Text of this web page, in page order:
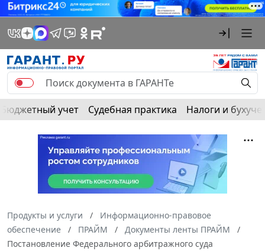
Бюджетный учет Судебная практика Налоги и
Продукты и услуги
Информационно-правовое
обеспечение
ПРАЙМ
Документы ленты ПРАЙМ
Постановление Федерального арбитражного суда